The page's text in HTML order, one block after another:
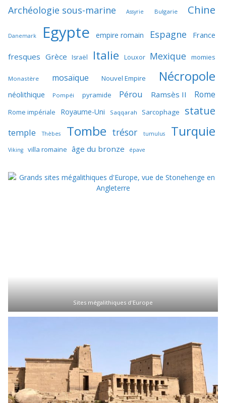
Archéologie sous-marine Assyrie Bulgarie Chine
Danemark Egypte empire romain Espagne France
fresques Grèce Israël Italie Louxor Mexique momies
Monastère mosaïque Nouvel Empire Nécropole
néolithique Pompéi pyramide Pérou Ramsès II Rome
Rome impériale Royaume-Uni Saqqarah Sarcophage statue
temple Thèbes Tombe trésor tumulus Turquie
Viking villa romaine âge du bronze épave
Sites mégalithiques d'Europe